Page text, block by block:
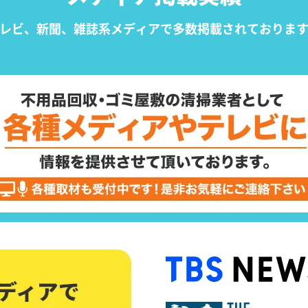
ビ、新聞、雑誌系メディアで多数掲載されておりま